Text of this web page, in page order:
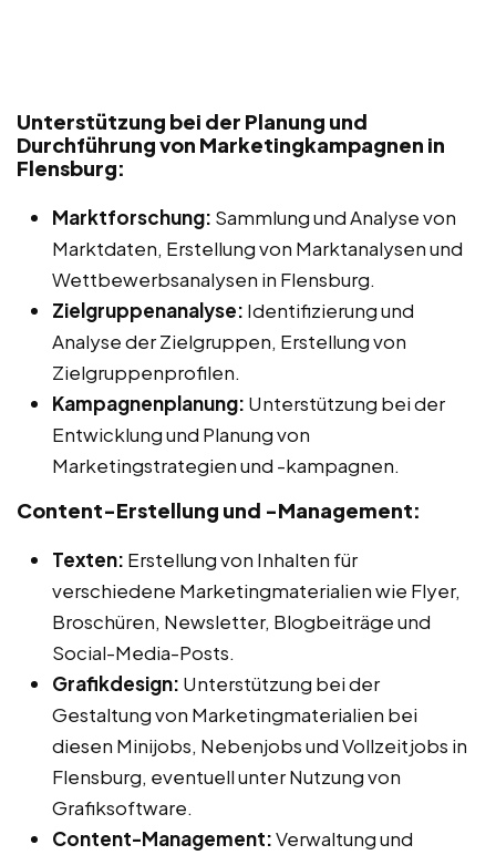
Unterstützung bei der Planung und
Durchführung von Marketingkampagnen in
Flensburg:
Marktforschung: Sammlung und Analyse von
Marktdaten, Erstellung von Marktanalysen und
Wettbewerbsanalysen in Flensburg.
Zielgruppenanalyse: Identifizierung und
Analyse der Zielgruppen, Erstellung von
Zielgruppenprofilen.
Kampagnenplanung: Unterstützung bei der
Entwicklung und Planung von
Marketingstrategien und -kampagnen.
Content-Erstellung und -Management:
Texten: Erstellung von Inhalten für
verschiedene Marketingmaterialien wie Flyer,
Broschüren, Newsletter, Blogbeiträge und
Social-Media-Posts.
Grafikdesign: Unterstützung bei der
Gestaltung von Marketingmaterialien bei
diesen Minijobs, Nebenjobs und Vollzeitjobs in
Flensburg, eventuell unter Nutzung von
Grafiksoftware.
Content-Management:Verwaltung und